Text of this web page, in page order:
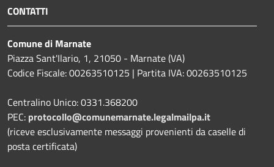
CONTATTI
Comune di Marnate
Piazza Sant'Ilario, 1, 21050 - Marnate (VA)
Codice Fiscale: 00263510125 | Partita IVA: 00263510125
Centralino Unico: 0331.368200
PEC: protocollo@comunemarnate.legalmailpa.it
(riceve esclusivamente messaggi provenienti da caselle di
posta certificata)